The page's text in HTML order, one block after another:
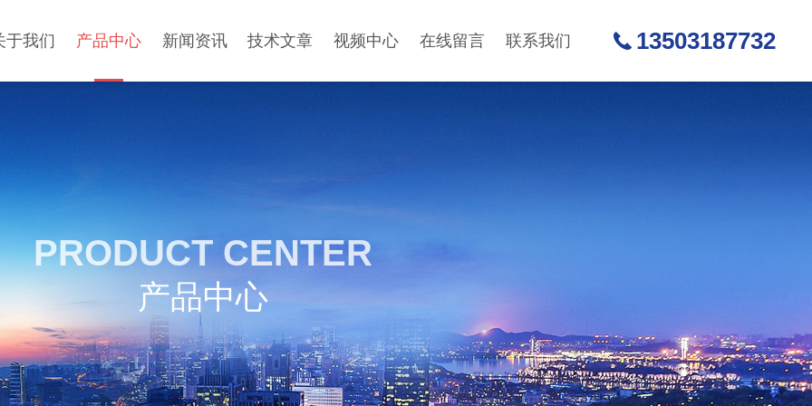
于我们 产品中心 新闻资讯 技术文章 视频中心 在线留言 联系我们 13503187732
PRODUCT CENTER
产品中心